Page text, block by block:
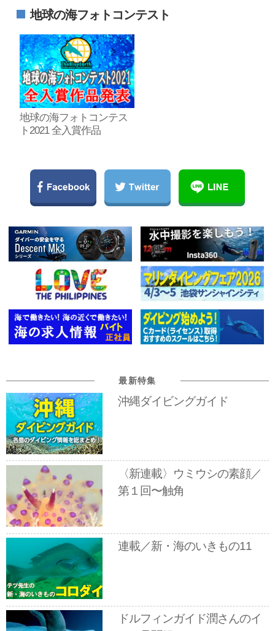
地球の海フォトコンテスト
地球の海フォトコンテス
ト2021 全入賞作品
最新特集
沖縄ダイビングガイド
〈新連載〉ウミウシの素顔／
第１回〜触角
連載／新・海のいきもの11
ドルフィンガイド潤さんのイ